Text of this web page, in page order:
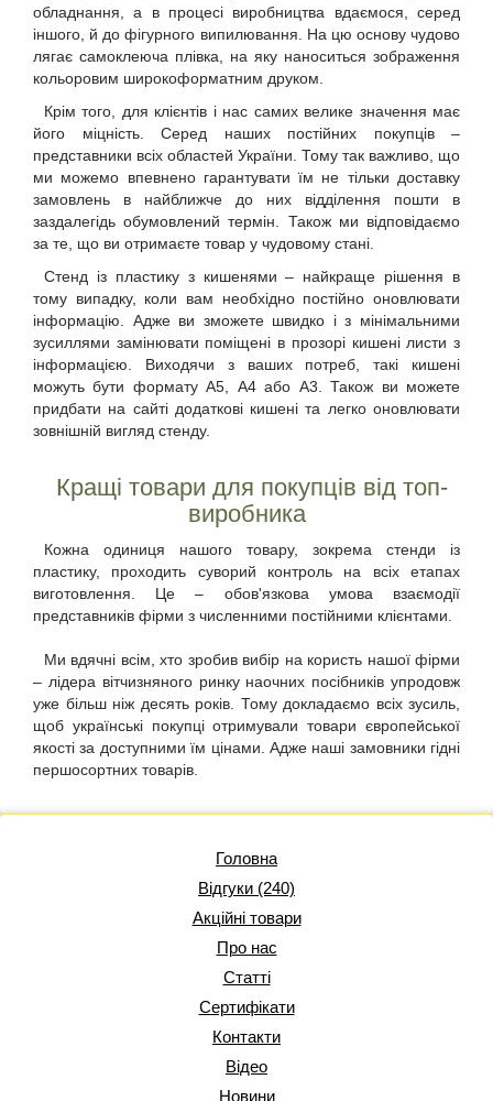
обладнання, а в процесі виробництва вдаємося, серед
іншого, й до фігурного випилювання. На цю основу чудово
лягає самоклеюча плівка, на яку наноситься зображення
кольоровим широкоформатним друком.
Крім того, для клієнтів і нас самих велике значення має
його міцність. Серед наших постійних покупців –
представники всіх областей України. Тому так важливо, що
ми можемо впевнено гарантувати їм не тільки доставку
замовлень в найближче до них відділення пошти в
заздалегідь обумовлений термін. Також ми відповідаємо
за те, що ви отримаєте товар у чудовому стані.
Стенд із пластикуз кишенями – найкраще рішення в
тому випадку, коли вам необхідно постійно оновлювати
інформацію. Адже ви зможете швидко і з мінімальними
зусиллями замінювати поміщені в прозорі кишені листи з
інформацією. Виходячи з ваших потреб, такі кишені
можуть бути формату А5, А4 або А3. Також ви можете
придбати на сайті додаткові кишені та легко оновлювати
зовнішній вигляд стенду.
Кращі товари для покупців від топ-
виробника
Кожна одиниця нашого товару, зокрема стенди із
пластику, проходить суворий контроль на всіх етапах
виготовлення. Це – обов'язкова умова взаємодії
представників фірми з численними постійними клієнтами.
Ми вдячні всім, хто зробив вибір на користь нашої фірми
– лідера вітчизняного ринку наочних посібників упродовж
уже більш ніж десять років. Тому докладаємо всіх зусиль,
щоб українські покупці отримували товари європейської
якості за доступними їм цінами. Адже наші замовники гідні
першосортних товарів.
Головна
Відгуки (240)
Акційні товари
Про нас
Статті
Сертифікати
Контакти
Відео
Новини